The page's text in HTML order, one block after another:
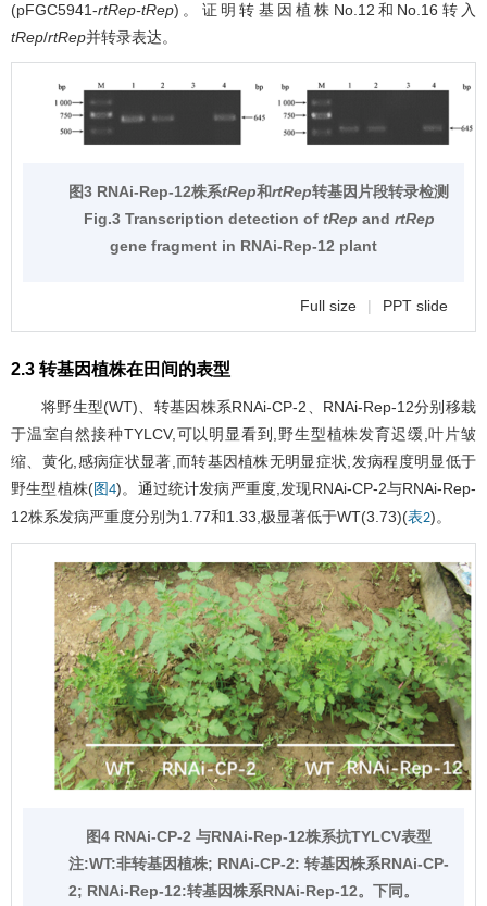
(pFGC5941-rtRep-tRep)。证明转基因植株No.12和No.16转入
tRep/rtRep并转录表达。
图3 RNAi-Rep-12株系tRep和rtRep转基因片段转录检测
Fig.3 Transcription detection of tRep and rtRep
gene fragment in RNAi-Rep-12 plant
Full size | PPT slide
2.3 转基因植株在田间的表型
将野生型(WT)、转基因株系RNAi-CP-2、RNAi-Rep-12分别移栽
于温室自然接种TYLCV,可以明显看到,野生型植株发育迟缓,叶片皱
缩、黄化,感病症状显著,而转基因植株无明显症状,发病程度明显低于
野生型植株(图4)。通过统计发病严重度,发现RNAi-CP-2与RNAi-Rep-
12株系发病严重度分别为1.77和1.33,极显著低于WT(3.73)(表2)。
图4 RNAi-CP-2 与RNAi-Rep-12株系抗TYLCV表型
注:WT:非转基因植株; RNAi-CP-2: 转基因株系RNAi-CP-
2; RNAi-Rep-12:转基因株系RNAi-Rep-12。下同。